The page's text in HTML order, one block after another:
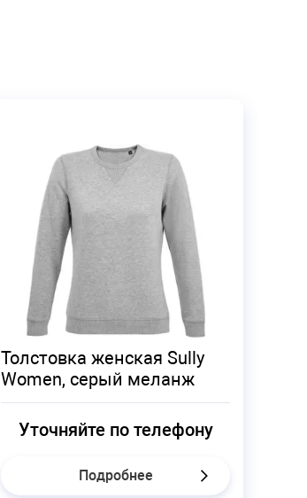
Толстовка женская Sully
Women, серый меланж
Уточняйте по телефону
Подробнее